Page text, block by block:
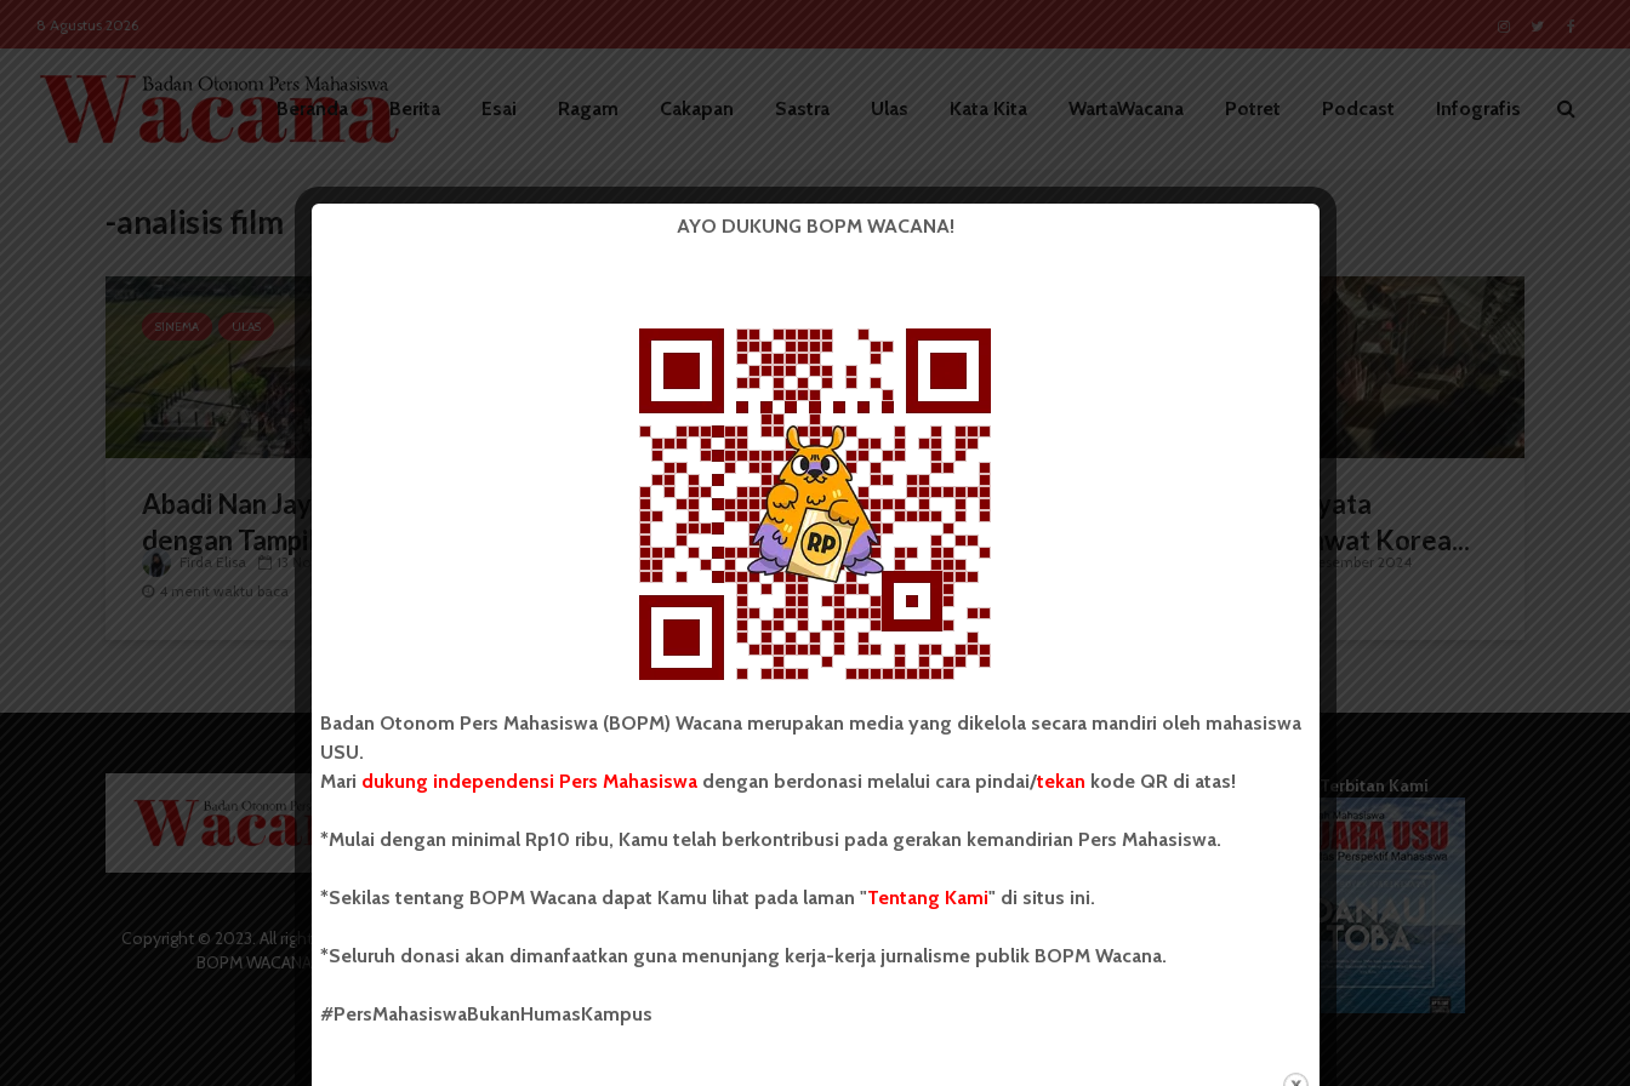
8 Agustus 2026
Beranda Berita Esai Ragam Cakapan Sastra Ulas Kata Kita WartaWacana Potret Podcast Infografis
-analisis film
SINEMA ULAS
Abadi Nan Jaya: Film Zombie
dengan Tampilan Budaya...
Firda Elisa
13 November 2025
4 menit waktu baca
SINEMA ULAS
Perjalanan Mengenali
Perasaan dalam Film “Aku...
Winny Stefanie
15 Juli 2025
4 menit waktu baca
Adaptasi Kisah Nyata
Pembajakan Pesawat Korea...
30 Desember 2024
Copyright © 2023. All rights reserved
BOPM WACANA.
Badan Otonom Pers Mahasiswa (BOPM)
yang berdiri di luar kampus dan dikelola
secara mandiri oleh mahasiswa
Sebelumnya BOPM Wacana merupakan
(UKM) di Universitas Sumatera Utara
USU yang berdiri pada 1 Juli 1995.
Tentang Kami
Kontribusi
Terbitan Kami
AYO DUKUNG BOPM WACANA!
Badan Otonom Pers Mahasiswa (BOPM) Wacana merupakan media yang dikelola secara mandiri oleh mahasiswa
USU.
Mari dukung independensi Pers Mahasiswadengan berdonasi melalui cara pindai/tekan kode QR di atas!
*Mulai dengan minimal Rp10 ribu, Kamu telah berkontribusi pada gerakan kemandirian Pers Mahasiswa.
*Sekilas tentang BOPM Wacana dapat Kamu lihat pada laman "Tentang Kami" di situs ini.
*Seluruh donasi akan dimanfaatkan guna menunjang kerja-kerja jurnalisme publik BOPM Wacana.
#PersMahasiswaBukanHumasKampus